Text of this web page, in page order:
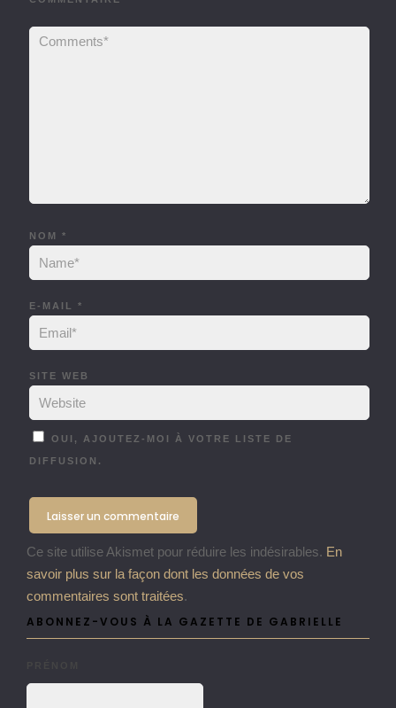
NOM *
E-MAIL *
SITE WEB
OUI, AJOUTEZ-MOI À VOTRE LISTE DE
DIFFUSION.
Ce site utilise Akismet pour réduire les indésirables. En
savoir plus sur la façon dont les données de vos
commentaires sont traitées.
ABONNEZ-VOUS À LA GAZETTE DE GABRIELLE